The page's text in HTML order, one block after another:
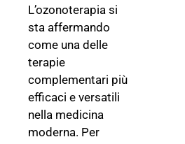
L’ozonoterapia si
sta affermando
come una delle
terapie
complementari più
efficaci e versatili
nella medicina
moderna. Per